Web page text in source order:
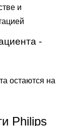
и
-
остаются на
Philips